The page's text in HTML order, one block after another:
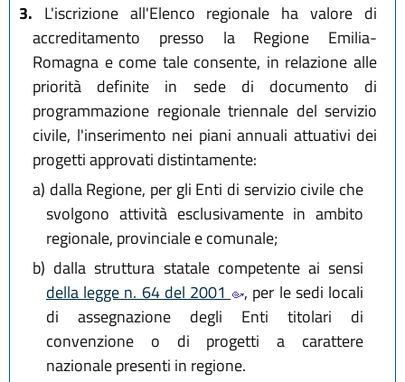
3. L'iscrizione all'Elenco regionale ha valore di
accreditamento presso la Regione Emilia-
Romagna e come tale consente, in relazione alle
priorità definite in sede di documento di
programmazione regionale triennale del servizio
civile, l'inserimento nei piani annuali attuativi dei
progetti approvati distintamente:
a) dalla Regione, per gli Enti di servizio civile che
svolgono attività esclusivamente in ambito
regionale, provinciale e comunale;
b) dalla struttura statale competente ai sensi
della legge n. 64 del 2001
, per le sedi locali
di assegnazione degli Enti titolari di
convenzione o di progetti a carattere
nazionale presenti in regione.